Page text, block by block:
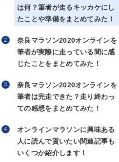
は何？筆者が走るキッカケにし
たことや準備をまとめてみた！
奈良マラソン2020オンラインを
筆者が実際に走っている間に感
じたことをまとめてみた！
奈良マラソン2020オンラインを
筆者は完走できた？走り終わっ
ての感想をまとめてみた！
オンラインマラソンに興味ある
人に読んで貰いたい関連記事も
いくつか紹介します！